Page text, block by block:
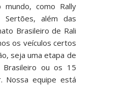
como Rally
além das
Brasileiro de Rali
os veículos certos
seja uma etapa de
ou os 15
Nossa equipe está